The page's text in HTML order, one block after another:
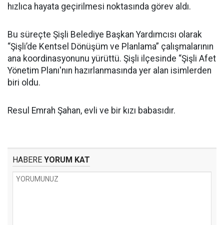
hızlıca hayata geçirilmesi noktasında görev aldı.
Bu süreçte Şişli Belediye Başkan Yardımcısı olarak
“Şişli’de Kentsel Dönüşüm ve Planlama” çalışmalarının
ana koordinasyonunu yürüttü. Şişli ilçesinde “Şişli Afet
Yönetim Planı'nın hazırlanmasında yer alan isimlerden
biri oldu.
Resul Emrah Şahan, evli ve bir kızı babasıdır.
HABERE YORUM KAT